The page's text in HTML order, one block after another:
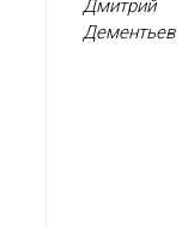
Дмитрий
Дементьев